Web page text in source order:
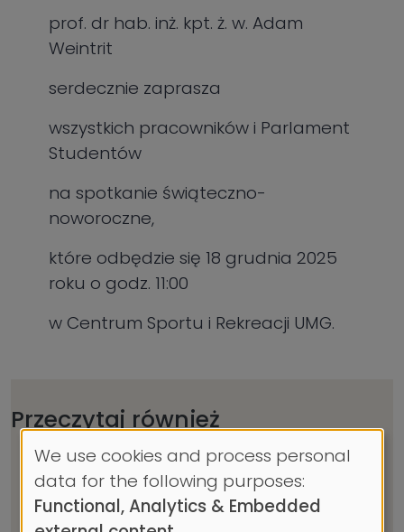
prof. dr hab. inż. kpt. ż. w. Adam
Weintrit
serdecznie zaprasza
wszystkich pracowników i Parlament
Studentów
na spotkanie świąteczno-
noworoczne,
które odbędzie się 18 grudnia 2025
roku o godz. 11:00
w Centrum Sportu i Rekreacji UMG.
Przeczytaj również
Use
of
We use cookies and process personal
data for the following purposes:
Functional, Analytics & Embedded